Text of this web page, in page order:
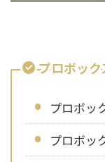
プロボック
プロボッ
プロボッ